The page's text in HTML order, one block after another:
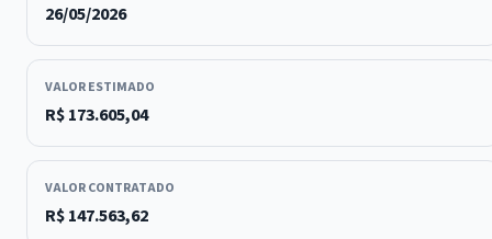
26/05/2026
VALOR ESTIMADO
R$ 173.605,04
VALOR CONTRATADO
R$ 147.563,62